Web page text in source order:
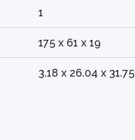
1
175 x 61 x 19
3.18 x 26.04 x 31.75